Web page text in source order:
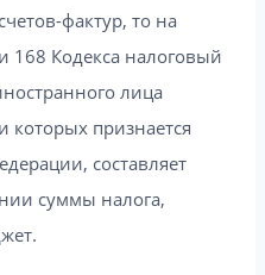
фактур, то на
168 Кодекса налоговый
лица
которых признается
составляет
суммы налога,